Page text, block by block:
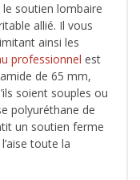
soutien lombaire
allié. Il vous
ainsi les
professionnel est
de 65 mm,
soient souples ou
polyuréthane de
un soutien ferme
toute la